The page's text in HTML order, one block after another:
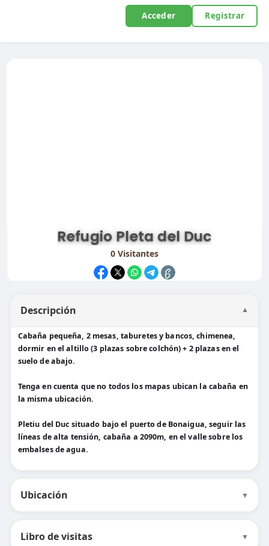
Acceder Registrar
Refugio Pleta del Duc
0Visitantes
Descripción ▼
Cabaña pequeña, 2 mesas, taburetes y bancos, chimenea,
dormir en el altillo (3 plazas sobre colchón) + 2 plazas en el
suelo de abajo.
Tenga en cuenta que no todos los mapas ubican la cabaña en
la misma ubicación.
Pletiu del Duc situado bajo el puerto de Bonaigua, seguir las
líneas de alta tensión, cabaña a 2090m, en el valle sobre los
embalses de agua.
Ubicación ▼
Libro de visitas ▼